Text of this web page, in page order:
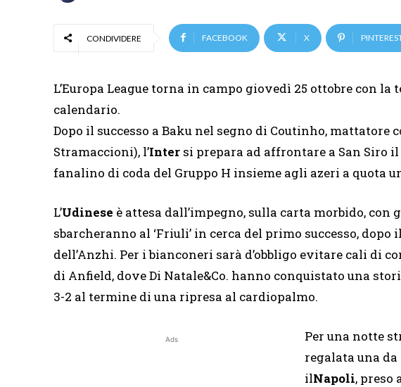
CONDIVIDERE FACEBOOK X
L’Europa League torna in campo giovedì 25 ottobre con
calendario.
Dopo il successo a Baku nel segno di Coutinho, mattatore
Stramaccioni), l’Inter si prepara ad affrontare a San Siro il
fanalino di coda del Gruppo H insieme agli azeri a quota
L’Udinese è attesa dall’impegno, sulla carta morbido, con
sbarcheranno al ‘Friuli’ in cerca del primo successo,
dell’Anzhi. Per i bianconeri sarà d’obbligo evitare cali di
di Anfield, dove Di Natale&Co. hanno conquistato una
3-2 al termine di una ripresa al cardiopalmo.
Ads
Per una notte
regalata una
ilNapoli, preso